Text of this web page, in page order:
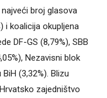
broj glasova
i koalicija okupljena
DF-GS (8,79%), SBB
Nezavisni blok
(3,32%). Blizu
zajedništvo